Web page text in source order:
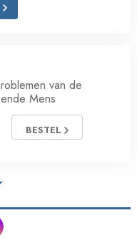
van de
Mens
BESTEL